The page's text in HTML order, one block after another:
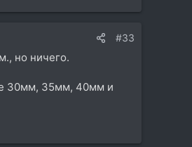
#33
но ничего.
30мм, 35мм, 40мм и